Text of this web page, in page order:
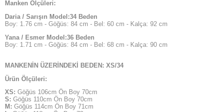
Manken Ölçüleri:
Daria / Sarışın Model:34 Beden
Boy: 1.76 cm - Göğüs: 84 cm - Bel: 60 cm - Kalça: 92 cm
Yana / Esmer Model:36 Beden
Boy: 1.71 cm - Göğüs: 84 cm - Bel: 68 cm - Kalça: 90 cm
MANKENİN ÜZERİNDEKİ BEDEN: XS/34
Ürün Ölçüleri:
XS: Göğüs 106cm Ön Boy 70cm
S: Göğüs 110cm Ön Boy 70cm
M: Göğüs 114cm Ön Boy 71cm